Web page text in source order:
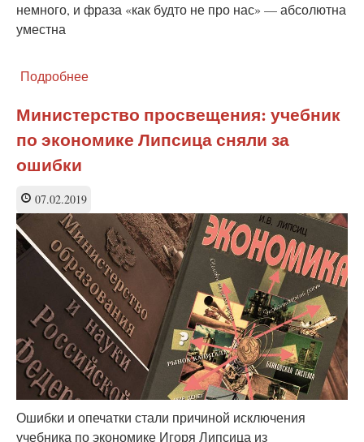
немного, и фраза «как будто не про нас» — абсолютна
уместна
Подробнее
чему
привело
замечание
Министерство просвещения: учебник
по экономике Липсица сняли за
ошибки
07.02.2019
Ошибки и опечатки стали причиной исключения
учебника по экономике Игоря Липсица из